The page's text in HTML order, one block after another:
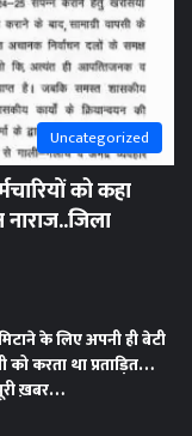
Uncategorized
को कहा
के लिए अपनी ही बेटी
को करता था प्रताड़ित…
ख़बर…